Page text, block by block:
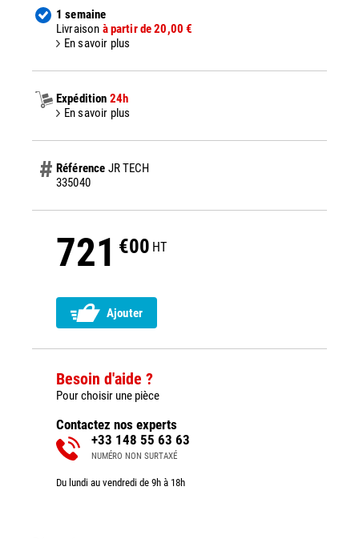
1 semaine
Livraison à partir de 20,00 €
En savoir plus
Expédition 24h
En savoir plus
Référence JR TECH
335040
721 €00 HT
Ajouter
Besoin d'aide ?
Pour choisir une pièce
Contactez nos experts
+33 148 55 63 63
NUMÉRO NON SURTAXÉ
Du lundi au vendredi de 9h à 18h